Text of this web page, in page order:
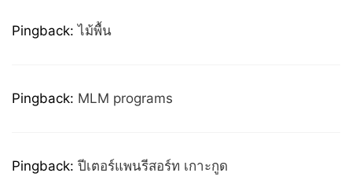
Pingback:ไม้พื้น
Pingback: MLM programs
Pingback: ปีเตอร์แพนรีสอร์ท เกาะกูด